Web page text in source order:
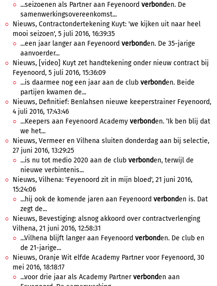
...seizoenen als Partner aan Feyenoord verbonden. De
samenwerkingsovereenkomst...
Nieuws, Contractondertekening Kuyt: 'we kijken uit naar heel
mooi seizoen', 5 juli 2016, 16:39:35
...een jaar langer aan Feyenoord verbonden. De 35-jarige
aanvoerder...
Nieuws, [video] Kuyt zet handtekening onder nieuw contract bij
Feyenoord, 5 juli 2016, 15:36:09
...is daarmee nog een jaar aan de club verbonden. Beide
partijen kwamen de...
Nieuws, Definitief: Benlahsen nieuwe keeperstrainer Feyenoord,
4 juli 2016, 17:43:46
...Keepers aan Feyenoord Academy verbonden. ‘Ik ben blij dat
we het...
Nieuws, Vermeer en Vilhena sluiten donderdag aan bij selectie,
27 juni 2016, 13:29:25
...is nu tot medio 2020 aan de club verbonden, terwijl de
nieuwe verbintenis...
Nieuws, Vilhena: 'Feyenoord zit in mijn bloed', 21 juni 2016,
15:24:06
...hij ook de komende jaren aan Feyenoord verbonden is. Dat
zegt de...
Nieuws, Bevestiging: alsnog akkoord over contractverlenging
Vilhena, 21 juni 2016, 12:58:31
...Vilhena blijft langer aan Feyenoord verbonden. De club en
de 21-jarige...
Nieuws, Oranje Wit elfde Academy Partner voor Feyenoord, 30
mei 2016, 18:18:17
...voor drie jaar als Academy Partnerverbonden aan